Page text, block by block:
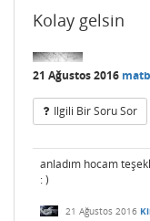
Kolay gelsin
21 Ağustos 2016
Ilgili Bir Soru Sor
anladım hocam
: )
21 Ağustos 2016